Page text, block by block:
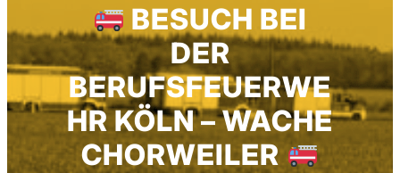
BESUCH BEI
DER
BERUFSFEUERWE
HR KÖLN – WACHE
CHORWEILER